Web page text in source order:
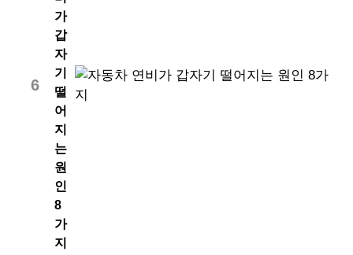
6
가
갑
자
기
떨
어
지
는
원
인
8
가
지